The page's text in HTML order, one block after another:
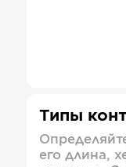
Типы
его длина,